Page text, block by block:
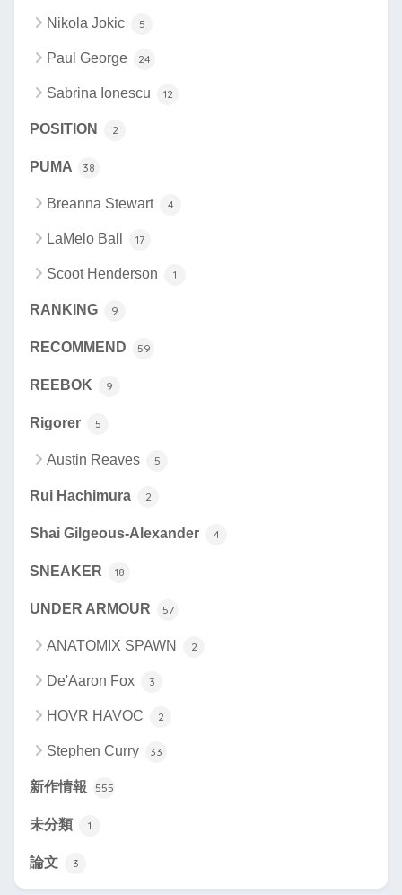
Nikola Jokic 5
Paul George 24
Sabrina Ionescu 12
POSITION 2
PUMA 38
Breanna Stewart 4
LaMelo Ball 17
Scoot Henderson 1
RANKING 9
RECOMMEND 59
REEBOK 9
Rigorer 5
Austin Reaves 5
Rui Hachimura 2
Shai Gilgeous-Alexander 4
SNEAKER 18
UNDER ARMOUR 57
ANATOMIX SPAWN 2
De'Aaron Fox 3
HOVR HAVOC 2
Stephen Curry 33
新作情報 555
未分類 1
論文 3